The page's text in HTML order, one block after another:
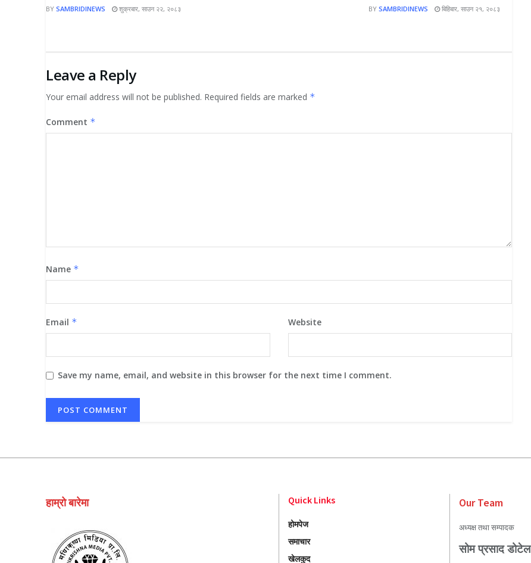
BY SAMBRIDINEWS शुक्रबार, साउन २२, २०८३ BY SAMBRIDINEWS बिहिबार, साउन २१, २०८३
Leave a Reply
Your email address will not be published. Required fields are marked *
Comment *
Name *
Email * Website
Save my name, email, and website in this browser for the next time I comment.
हाम्रो बारेमा Quick Links
होमपेज
समाचार
खेलकुद
Our Team
अध्यक्ष तथा सम्पादक
सोम प्रसाद डोटेल